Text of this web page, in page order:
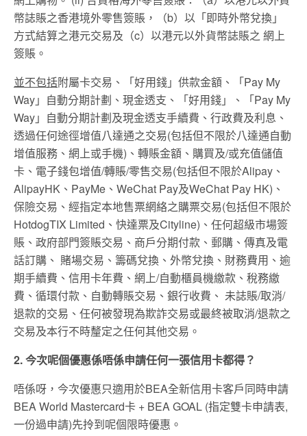
幣誌賬之香港境外零售簽賬，（b）以「即時外幣兌換」
方式結算之港元交易及（c）以港元以外貨幣誌賬之 網上
簽賬。
並不包括附屬卡交易、「好用錢」供款金額、「Pay My
Way」自動分期計劃、現金透支、「好用錢」、「Pay My
Way」自動分期計劃及現金透支手續費、行政費及利息、
透過任何途徑增值八達通之交易(包括但不限於八達通自動
增值服務、網上或手機)、轉賬金額、購買及/或充值儲值
卡、電子錢包增值/轉賬/零售交易(包括但不限於Alipay、
AlipayHK、PayMe、WeChat Pay及WeChat Pay HK)、
保險交易、經指定本地售票網絡之購票交易(包括但不限於
HotdogTIX Limited、快達票及Cityline)、任何超級市場簽
賬、政府部門簽賬交易、商戶分期付款、郵購、傳真及電
話訂購、 賭場交易、籌碼兌換、外幣兌換、財務費用、逾
期手續費、信用卡年費、網上/自動櫃員機繳款、稅務繳
費、循環付款、自動轉賬交易、銀行收費、 未誌賬/取消/
退款的交易、任何被發現為欺詐交易或最終被取消/退款之
交易及本行不時釐定之任何其他交易。
2. 今次呢個優惠係唔係申請任何一張信用卡都得？
唔係呀，今次優惠只適用於BEA全新信用卡客戶同時申請
BEA World Mastercard卡 + BEA GOAL (指定雙卡申請表,
一份過申請)先拎到呢個限時優惠。